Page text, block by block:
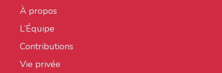
À propos
L’Équipe
Contributions
Vie privée